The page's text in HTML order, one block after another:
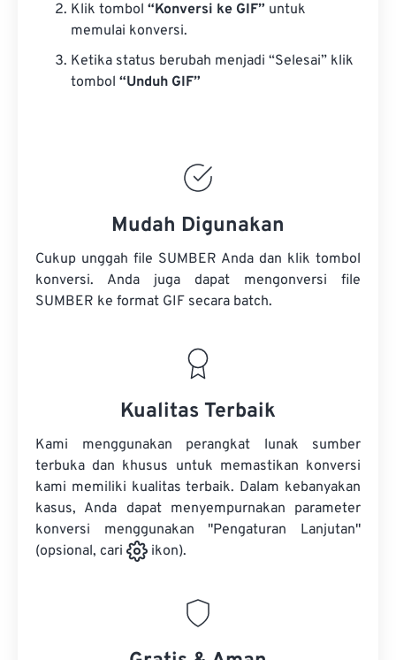
Klik tombol “Konversi ke GIF” untuk
memulai konversi.
Ketika status berubah menjadi “Selesai” klik
tombol “Unduh GIF”
Mudah Digunakan
Cukup unggah file SUMBER Anda dan klik tombol
konversi. Anda juga dapat mengonversi file
SUMBER ke format GIF secara batch.
Kualitas Terbaik
Kami menggunakan perangkat lunak sumber
terbuka dan khusus untuk memastikan konversi
kami memiliki kualitas terbaik. Dalam kebanyakan
kasus, Anda dapat menyempurnakan parameter
konversi menggunakan "Pengaturan Lanjutan"
(opsional, cari
ikon).